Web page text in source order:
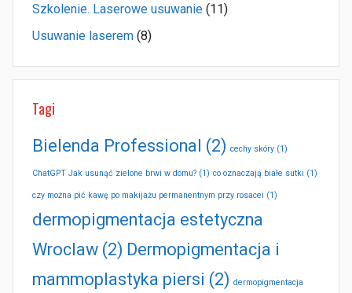
Szkolenie. Laserowe usuwanie (11)
Usuwanie laserem (8)
Tagi
Bielenda Professional (2) cechy skóry (1)
ChatGPT Jak usunąć zielone brwi w domu? (1) co oznaczają białe sutki (1)
czy można pić kawę po makijażu permanentnym przy rosacei (1)
dermopigmentacja estetyczna
Wroclaw (2) Dermopigmentacja i
mammoplastyka piersi (2) dermopigmentacja